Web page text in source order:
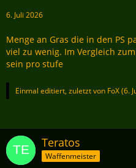
6. Juli 2026
Menge an Gras die in den PS
viel zu wenig. Im Vergleich
sein pro stufe
Einmal editiert, zuletzt von FoX(6.
Teratos
Waffenmeister